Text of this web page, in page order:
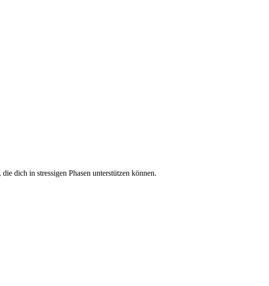
dich in stressigen Phasen unterstützen können.